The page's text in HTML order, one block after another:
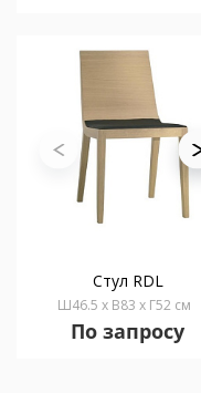
Стул RDL
Ш46.5 x В83 x Г52 см
По запросу